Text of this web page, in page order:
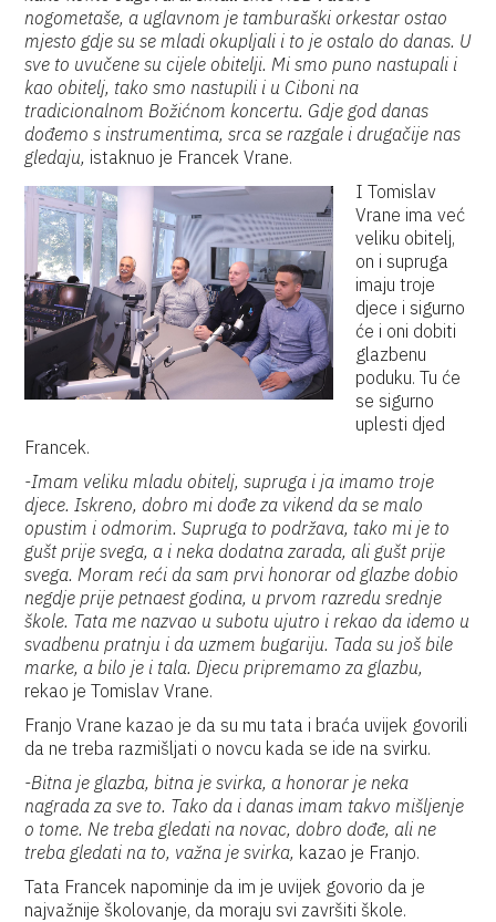
nogometaše, a uglavnom je tamburaški orkestar ostao
mjesto gdje su se mladi okupljali i to je ostalo do danas. U
sve to uvučene su cijele obitelji. Mi smo puno nastupali i
kao obitelj, tako smo nastupili i u Ciboni na
tradicionalnom Božićnom koncertu. Gdje god danas
dođemo s instrumentima, srca se razgale i drugačije nas
gledaju, istaknuo je Francek Vrane.
I Tomislav
Vrane ima već
veliku obitelj,
on i supruga
imaju troje
djece i sigurno
će i oni dobiti
glazbenu
poduku. Tu će
se sigurno
uplesti djed
Francek.
-Imam veliku mladu obitelj, supruga i ja imamo troje
djece. Iskreno, dobro mi dođe za vikend da se malo
opustim i odmorim. Supruga to podržava, tako mi je to
gušt prije svega, a i neka dodatna zarada, ali gušt prije
svega. Moram reći da sam prvi honorar od glazbe dobio
negdje prije petnaest godina, u prvom razredu srednje
škole. Tata me nazvao u subotu ujutro i rekao da idemo u
svadbenu pratnju i da uzmem bugariju. Tada su još bile
marke, a bilo je i tala. Djecu pripremamo za glazbu,
rekao je Tomislav Vrane.
Franjo Vrane kazao je da su mu tata i braća uvijek govorili
da ne treba razmišljati o novcu kada se ide na svirku.
-Bitna je glazba, bitna je svirka, a honorar je neka
nagrada za sve to. Tako da i danas imam takvo mišljenje
o tome. Ne treba gledati na novac, dobro dođe, ali ne
treba gledati na to, važna je svirka, kazao je Franjo.
Tata Francek napominje da im je uvijek govorio da je
najvažnije školovanje, da moraju svi završiti škole.